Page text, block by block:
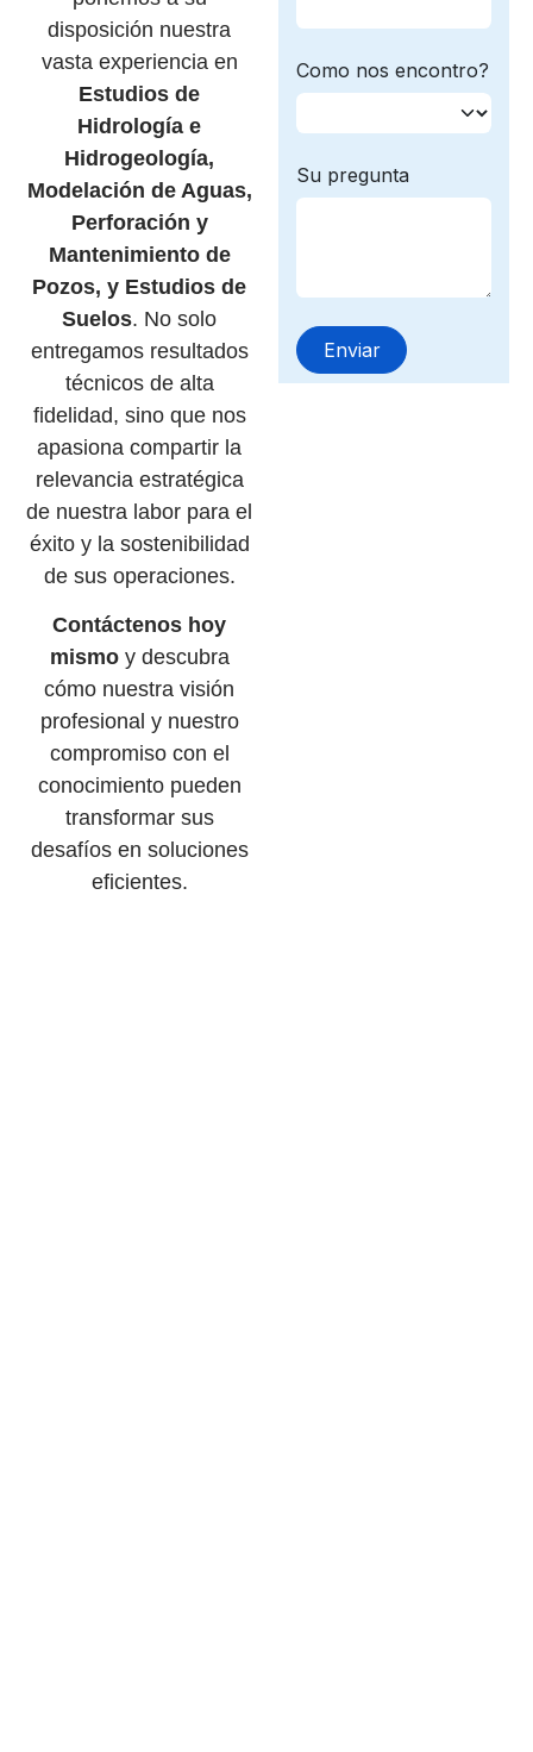
disposición nuestra
vasta experiencia en
Estudios de
Hidrología e
Hidrogeología,
Modelación de Aguas,
Perforación y
Mantenimiento de
Pozos, y Estudios de
Suelos. No solo
entregamos resultados
técnicos de alta
fidelidad, sino que nos
apasiona compartir la
relevancia estratégica
de nuestra labor para el
éxito y la sostenibilidad
de sus operaciones.
Contáctenos hoy
mismoy descubra
cómo nuestra visión
profesional y nuestro
compromiso con el
conocimiento pueden
transformar sus
desafíos en soluciones
eficientes.